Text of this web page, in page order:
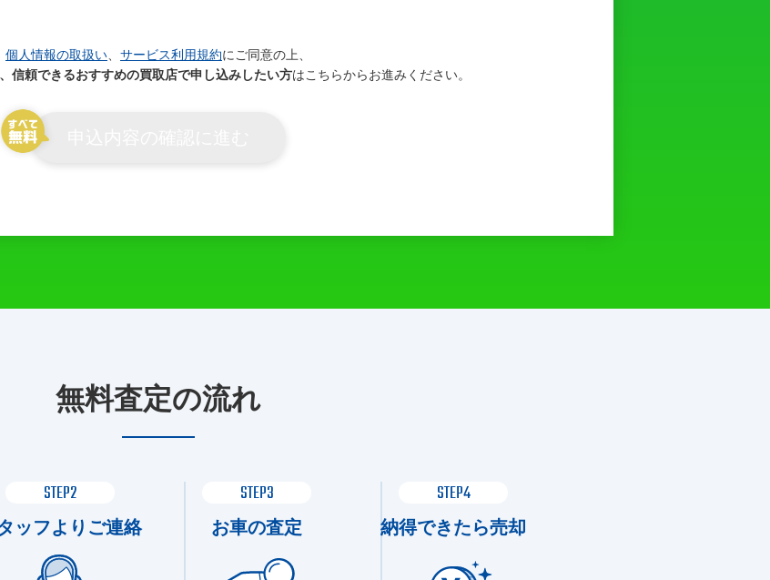
個人情報の取扱い サービス利用規約にご同意の上、
信頼できるおすすめの買取店で申し込みしたい方はこちらからお進みください。
無料査定の流れ
STEP2
ッフよりご連絡
STEP3
お車の査定
STEP4
納得できたら売却